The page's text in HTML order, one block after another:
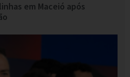
em Maceió após